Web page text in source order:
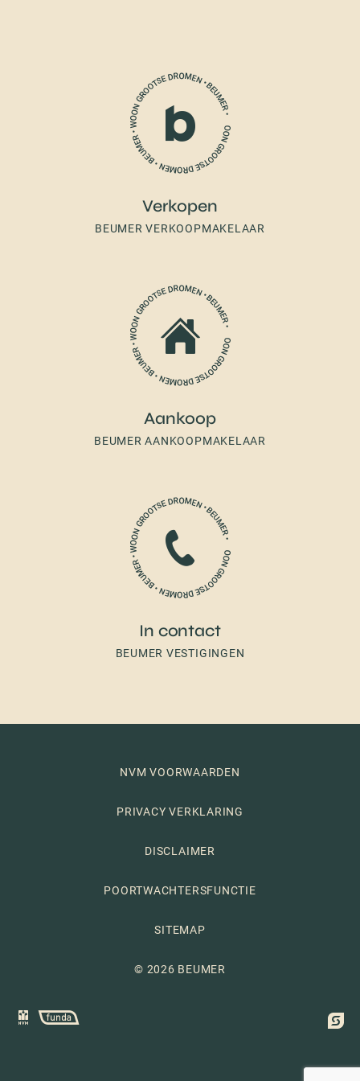
Verkopen
BEUMER VERKOOPMAKELAAR
Aankoop
BEUMER AANKOOPMAKELAAR
In contact
BEUMER VESTIGINGEN
NVM VOORWAARDEN
PRIVACY VERKLARING
DISCLAIMER
POORTWACHTERSFUNCTIE
SITEMAP
© 2026 BEUMER